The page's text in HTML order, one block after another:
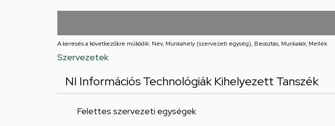
Iskolája
feladatellátási
A keresés a következőkre működik: Név, Munkahely (szervezeti egység), Beosztás, Munkakör, Mellék
Szervezetek
NI Információs Technológiák Kihelyezett Tanszék
Felettes szervezeti egységek